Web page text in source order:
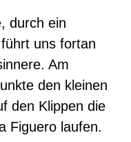
durch ein
uns fortan
Am
den kleinen
den Klippen die
Figuero laufen.